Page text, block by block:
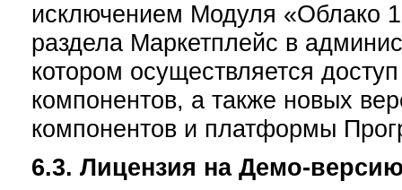
исключением Модуля «Облако
раздела Маркетплейс в
котором осуществляется
компонентов, а также новых
компонентов и платформы
6.3. Лицензия на Демо-